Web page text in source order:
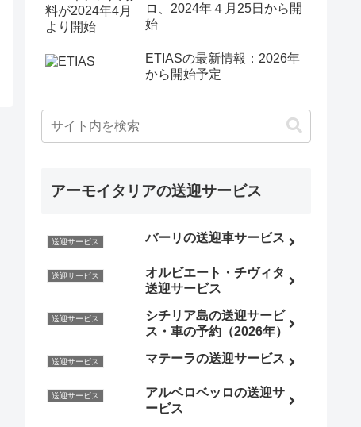
ロ、2024年４月25日から開
始
ETIASの最新情報：2026年
から開始予定
アーモイタリアの送迎サービス
送迎サービス バーリの送迎車サービス
送迎サービス
オルビエート・チヴィタ
送迎サービス
送迎サービス
シチリア島の送迎サービ
ス・車の予約（2026年）
送迎サービス マテーラの送迎サービス
送迎サービス
アルベロベッロの送迎サ
ービス